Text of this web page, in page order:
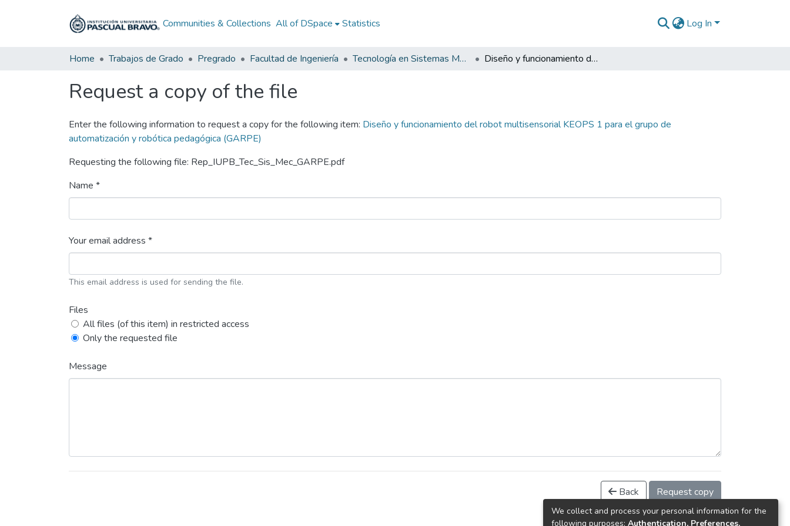
Communities & Collections All of DSpace Statistics Log In
Home Trabajos de Grado Pregrado Facultad de Ingeniería Tecnología en Sistemas Mecatrónicos Diseño y funcionamiento del robot multisensorial KEOPS 1 para el grupo de automatización y robótica pedagógica (GARPE)
Request a copy of the file
Enter the following information to request a copy for the following item: Diseño y funcionamiento del robot multisensorial KEOPS 1 para el grupo de
automatización y robótica pedagógica (GARPE)
Requesting the following file: Rep_IUPB_Tec_Sis_Mec_GARPE.pdf
Name *
Your email address *
This email address is used for sending the file.
Files
All files (of this item) in restricted access
Only the requested file
Message
Back Request copy
We collect and process your personal information for the
following purposes: Authentication, Preferences,